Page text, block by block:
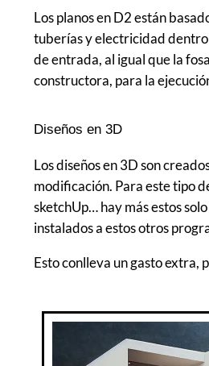
Los planos en D2 están
tuberías y electricidad dentro
de entrada, al igual que la
constructora, para la
Diseños en 3D
Los diseños en 3D son
modificación. Para este tipo
sketchUp… hay más estos
instalados a estos otros
Esto conlleva un gasto extra,